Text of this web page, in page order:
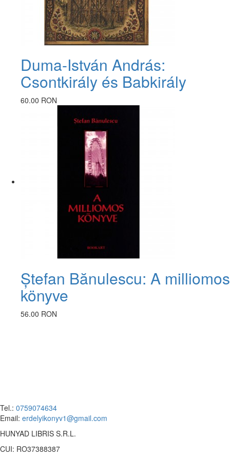
Duma-István András:
Csontkirály és Babkirály
60.00 RON
Ștefan Bănulescu: A milliomos
könyve
56.00 RON
Tel.: 0759074634
Email: erdelyikonyv1@gmail.com
HUNYAD LIBRIS S.R.L.
CUI: RO37388387